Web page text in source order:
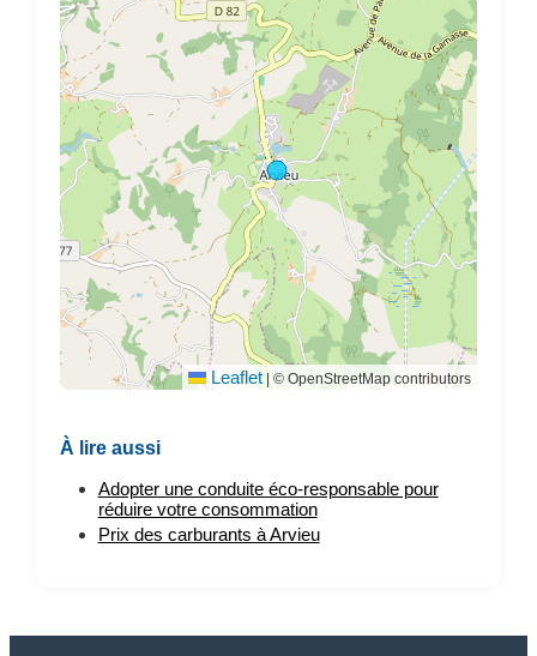
Leaflet | © OpenStreetMap contributors
À lire aussi
Adopter une conduite éco-responsable pour
réduire votre consommation
Prix des carburants à Arvieu